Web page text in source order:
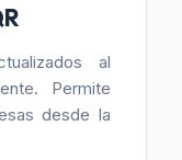
al
Permite
desde la